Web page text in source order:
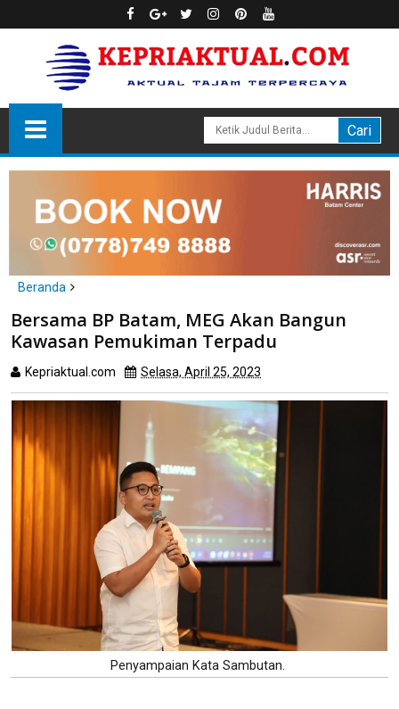
Beranda
Bersama BP Batam, MEG Akan Bangun Kawasan Pemukiman
Bersama BP Batam, MEG Akan Bangun
Kawasan Pemukiman Terpadu
Kepriaktual.com Selasa, April 25, 2023
Penyampaian Kata Sambutan.